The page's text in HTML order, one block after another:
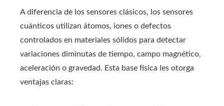
A diferencia de los sensores clásicos, los sensores
cuánticos utilizan átomos, iones o defectos
controlados en materiales sólidos para detectar
variaciones diminutas de tiempo, campo magnético,
aceleración o gravedad. Esta base física les otorga
ventajas claras: